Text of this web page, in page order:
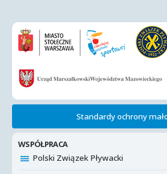
Standardy ochrony
WSPÓŁPRACA
Polski Związek Pływacki